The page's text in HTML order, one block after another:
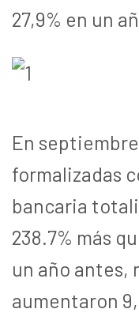
27,9% en un
En
formalizadas
bancaria
238.7% más
un año antes,
aumentaron